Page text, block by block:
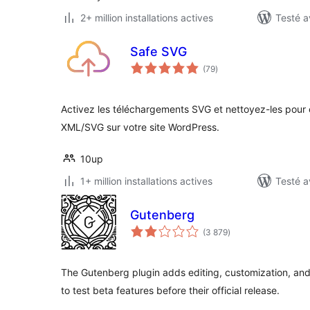
2+ million installations actives
Testé
Safe SVG
(79notes
en
)
Activez les téléchargements SVG et nettoyez-les pour
XML/SVG sur votre site WordPress.
10up
1+ million installations actives
Testé
Gutenberg
(3 879notes
en
)
The Gutenberg plugin adds editing, customization,
to test beta features before their official release.